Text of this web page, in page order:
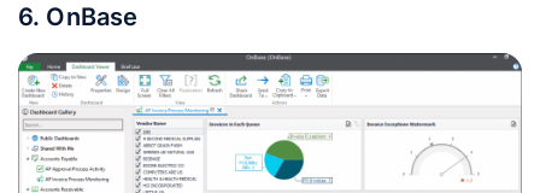
6. OnBase